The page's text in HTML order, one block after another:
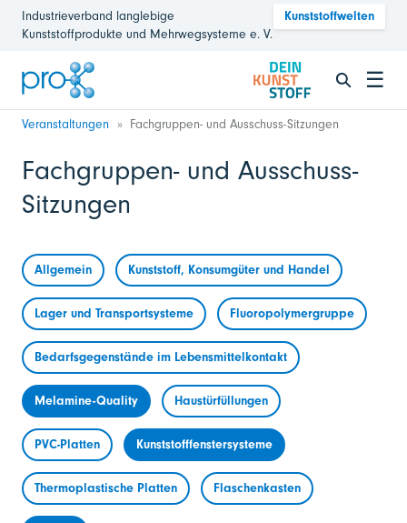
Industrieverband langlebige
Kunststoffprodukte und Mehrwegsysteme e. V.
Kunststoffwelten
☰
Veranstaltungen Fachgruppen- und Ausschuss-Sitzungen
Fachgruppen- und Ausschuss-
Sitzungen
Allgemein Kunststoff, Konsumgüter und Handel
Lager und Transportsysteme Fluoropolymergruppe
Bedarfsgegenstände im Lebensmittelkontakt
Melamine-Quality Haustürfüllungen
PVC-Platten Kunststofffenstersysteme
Thermoplastische Platten Flaschenkasten